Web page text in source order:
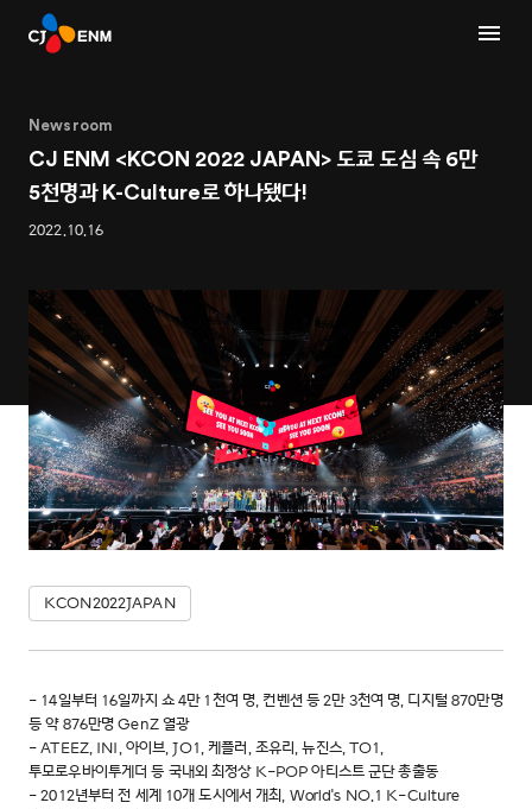
Newsroom
CJ ENM <KCON 2022 JAPAN> 도쿄 도심 속 6만
5천명과 K-Culture로 하나됐다!
2022.10.16
KCON2022JAPAN
- 14일부터 16일까지 쇼 4만 1천여 명, 컨벤션 등 2만 3천여 명, 디지털 870만명
등 약 876만명 GenZ 열광
- ATEEZ, INI, 아이브, JO1, 케플러, 조유리, 뉴진스, TO1,
투모로우바이투게더 등 국내외 최정상 K-POP 아티스트 군단 총출동
- 2012년부터 전 세계 10개 도시에서 개최, World's NO.1 K-Culture